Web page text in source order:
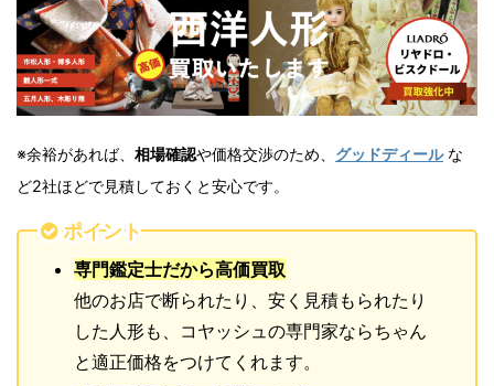
※余裕があれば、 相場確認や価格交渉のため、 グッドディールな
ど2社ほどで見積しておくと安心です。
ポイント
専門鑑定士だから高価買取
他のお店で断られたり、安く見積もられたり
した人形も、コヤッシュの専門家ならちゃん
と適正価格をつけてくれます。